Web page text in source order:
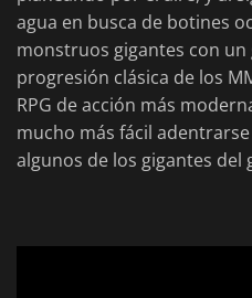
agua en busca de botines
monstruos gigantes con un
progresión clásica de los
RPG de acción más
mucho más fácil
algunos de los gigantes del